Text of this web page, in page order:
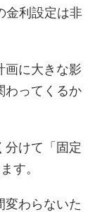
金利設定は非
画に大きな影
わってくるか
分けて「固定
す。
変わらないた